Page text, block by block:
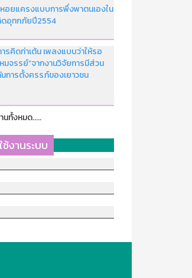
อยแครงแบบการพึ่งพาตนเองใน
ดอุทกภัยปี2554
รคิดท่าเต้น เพลงแบบว่าให้รอ
มจรรย์”จากงานวิจัยการมีส่วน
การตั้งครรภ์ของเยาวชน
นทั้งหมด.....
ช้งานระบบ